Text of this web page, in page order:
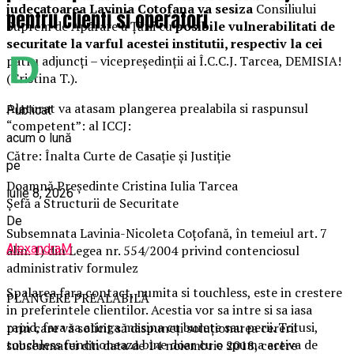
judecatoarea Lavinia Cotofana va sesiza Consiliului
Suprem de Apărare a Ţării cuposibile vulnerabilitati de
securitate la varful acestei institutii, respectiv la cei
patru adjuncți – vicepreședinții ai Î.C.C.J. Tarcea, DEMISIA!
(Cristina T.).
Alaturat va atasam plangerea prealabila si raspunsul
“competent”: al ICCJ:
Către: Înalta Curte de Casație și Justiție
Doamnă Președinte Cristina Iulia Tarcea
Șefă a Structurii de Securitate
Subsemnata Lavinia-Nicoleta Coțofană, în temeiul art. 7
alin. 1) din Legea nr. 554/2004 privind contenciosul
administrativ formulez
PLÂNGERE PREALABILĂ
prin care vă solicit să dispuneți soluționarea cererii
subsemnatei din data de 14 noiembrie 2018, cerere
pentru clienti si operatori
Publicat
acum o lună
pe
iulie 8, 2026
De
AlexandraM
Spalarea fara contact, numita si touchless, este in crestere
in preferintele clientilor. Acestia vor sa intre si sa iasa
rapid, fara sa atinga masina cu burete sau perii. Totusi,
touchless functioneaza bine doar cu o spuma activa de